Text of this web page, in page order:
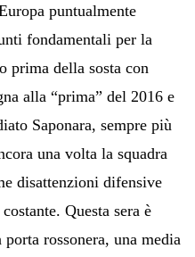
puntualmente
fondamentali per la
prima della sosta con
alla “prima” del 2016 e
Saponara, sempre più
una volta la squadra
disattenzioni difensive
Questa sera è
rossonera, una media